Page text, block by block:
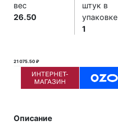
вес
26.50
штук в
упаковке
1
21 075.50 ₽
Описание